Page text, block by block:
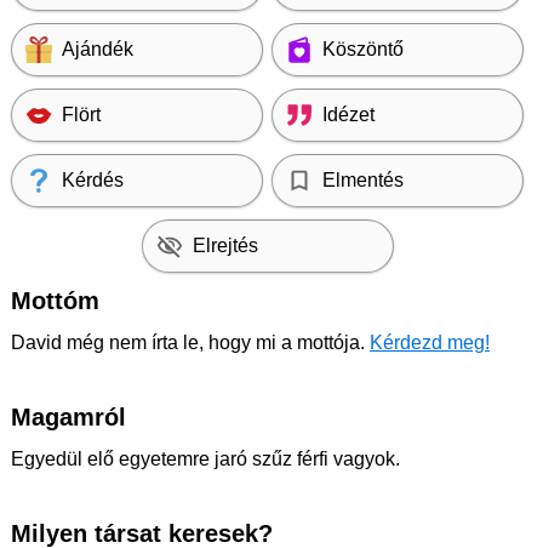
Ajándék Köszöntő
Flört Idézet
Kérdés Elmentés
Elrejtés
Mottóm
David még nem írta le, hogy mi a mottója. Kérdezd meg!
Magamról
Egyedül elő egyetemre jaró szűz férfi vagyok.
Milyen társat keresek?